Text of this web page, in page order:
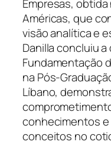
Empresas,
Américas, que
visão analítica e
Danilla concluiu
Fundamentação
na Pós-
Líbano,
conhecimentos
conceitos no